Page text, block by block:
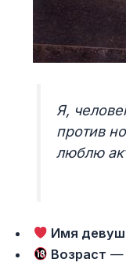
Я,
против
люблю
Имя
Возраст —